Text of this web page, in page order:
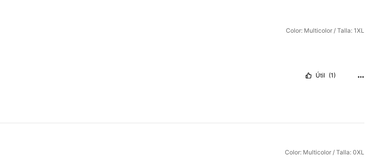
Color: Multicolor / Talla: 1XL
Útil (1)
Color: Multicolor / Talla: 0XL